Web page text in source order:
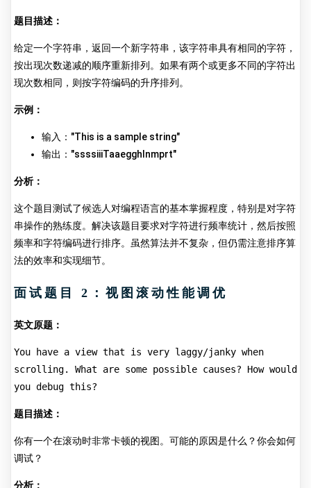
题目描述：
给定一个字符串，返回一个新字符串，该字符串具有相同的字符，
按出现次数递减的顺序重新排列。如果有两个或更多不同的字符出
现次数相同，则按字符编码的升序排列。
示例：
输入："This is a sample string"
输出："ssssiiiTaaegghlnmprt"
分析：
这个题目测试了候选人对编程语言的基本掌握程度，特别是对字符
串操作的熟练度。解决该题目要求对字符进行频率统计，然后按照
频率和字符编码进行排序。虽然算法并不复杂，但仍需注意排序算
法的效率和实现细节。
面试题目 2：视图滚动性能调优
英文原题：
You have a view that is very laggy/janky when
scrolling. What are some possible causes? How would
you debug this?
题目描述：
你有一个在滚动时非常卡顿的视图。可能的原因是什么？你会如何
调试？
分析：